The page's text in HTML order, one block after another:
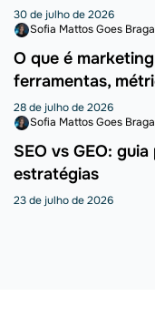
30 de julho de 2026
Sofia Mattos Goes Braga
O que é
ferramentas,
28 de julho de 2026
Sofia Mattos Goes Braga
SEO vs GEO:
estratégias
23 de julho de 2026